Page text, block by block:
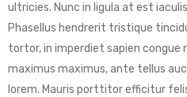
ultricies. Nunc in ligula at est
Phasellus hendrerit tristique
tortor, in imperdiet sapien congue
maximus maximus, ante tellus
lorem. Mauris porttitor efficitur